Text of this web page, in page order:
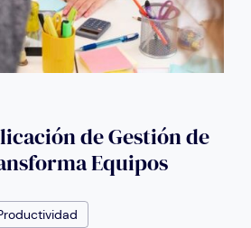
de Gestión de
Equipos